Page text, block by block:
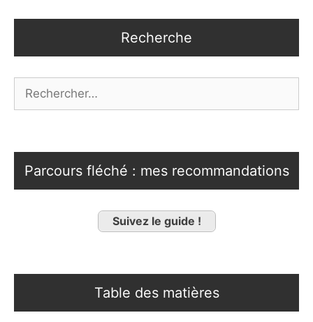
Recherche
Parcours fléché : mes recommandations
Suivez le guide !
Table des matières